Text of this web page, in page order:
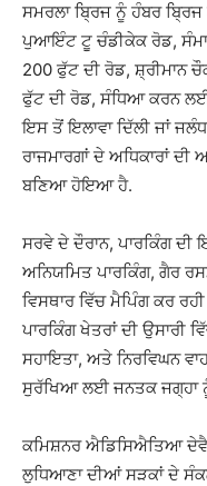
ਸਮਰਲਾ ਬ੍ਰਿਜ ਨੂੰ ਹੰਬਰ
ਪੁਆਇੰਟ ਟੂ ਚੰਡੀਕੇਕ ਰੋਡ,
200 ਫੁੱਟ ਦੀ ਰੋਡ, ਸ਼੍ਰੀਮਾਨ
ਫੁੱਟ ਦੀ ਰੋਡ, ਸੰਧਿਆ ਕਰਨ
ਇਸ ਤੋਂ ਇਲਾਵਾ ਦਿੱਲੀ ਜਾਂ
ਰਾਜਮਾਰਗਾਂ ਦੇ ਅਧਿਕਾਰਾਂ
ਬਣਿਆ ਹੋਇਆ ਹੈ.
ਸਰਵੇ ਦੇ ਦੌਰਾਨ, ਪਾਰਕਿੰਗ
ਅਨਿਯਮਿਤ ਪਾਰਕਿੰਗ, ਗੈਰ
ਵਿਸਥਾਰ ਵਿੱਚ ਮੈਪਿੰਗ ਕਰ
ਪਾਰਕਿੰਗ ਖੇਤਰਾਂ ਦੀ ਉਸਾਰੀ
ਸਹਾਇਤਾ, ਅਤੇ ਨਿਰਵਿਘਨ
ਸੁਰੱਖਿਆ ਲਈ ਜਨਤਕ ਜਗ੍ਹਾ
ਕਮਿਸ਼ਨਰ ਐਡਿਸਿਐਤਿਆ
ਲੁਧਿਆਣਾ ਦੀਆਂ ਸੜਕਾਂ ਦੇ